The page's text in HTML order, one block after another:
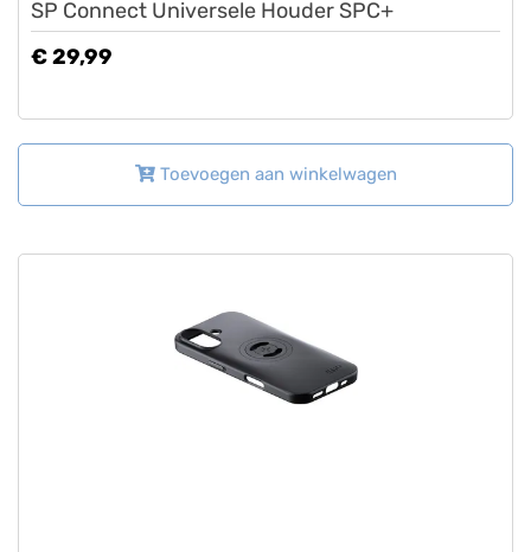
SP Connect Universele Houder SPC+
€ 29,99
Toevoegen aan winkelwagen